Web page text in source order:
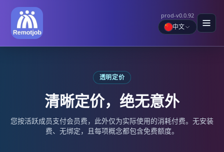
prod-v0.0.92
中文
透明定价
清晰定价，绝无意外
您按活跃成员支付会员费，此外仅为实际使用的消耗付费。无安装
费、无绑定，且每项概念都包含免费额度。